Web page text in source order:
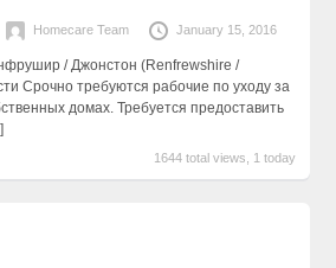
Homecare Team January 15, 2016
/ Джонстон (Renfrewshire /
Срочно требуются рабочие по уходу за
домах. Требуется предоставить
1644 total views, 1 today